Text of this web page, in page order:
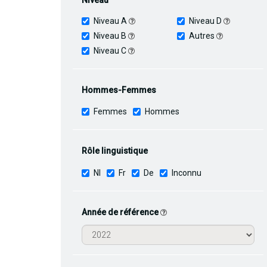
Niveau A
Niveau B
Niveau C
Niveau D
Autres
Hommes-Femmes
Femmes Hommes
Rôle linguistique
Nl Fr De Inconnu
Année de référence